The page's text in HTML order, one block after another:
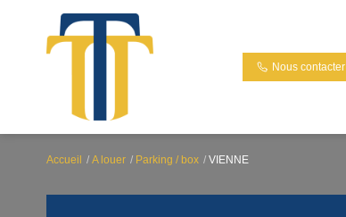
Nous contacter
Accueil A louer Parking / box VIENNE